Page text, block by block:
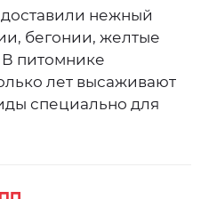
нежный
бегонии, желтые
питомнике
лет высаживают
специально для